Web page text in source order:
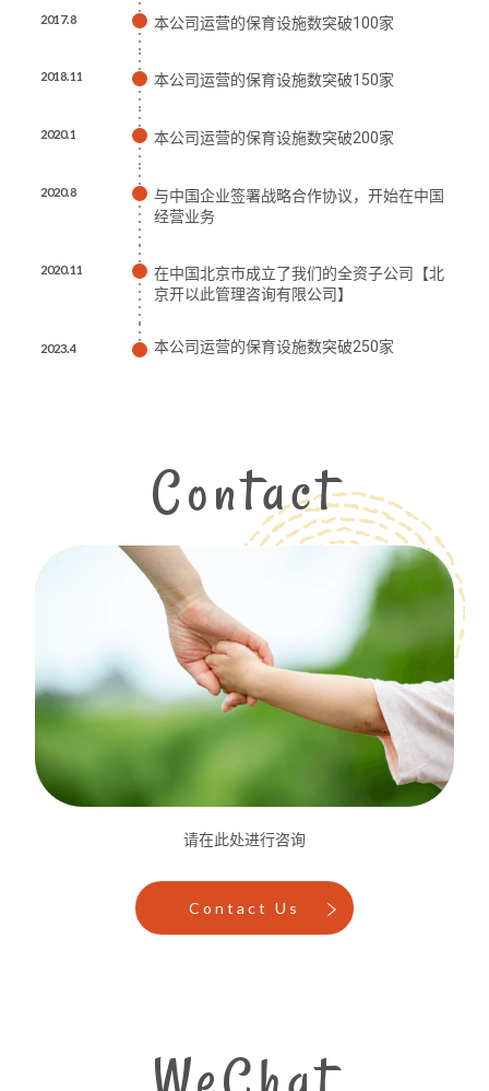
2017.8 本公司运营的保育设施数突破100家
2018.11 本公司运营的保育设施数突破150家
2020.1 本公司运营的保育设施数突破200家
2020.8
与中国企业签署战略合作协议，开始在中国
经营业务
2020.11
在中国北京市成立了我们的全资子公司【北
京开以此管理咨询有限公司】
2023.4 本公司运营的保育设施数突破250家
Contact
请在此处进行咨询
Contact Us